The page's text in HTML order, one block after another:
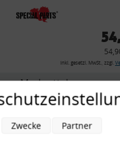
inkl. gesetzl. MwSt., zzgl.
Merkzettel
Zum Artikel
Zwecke Partner